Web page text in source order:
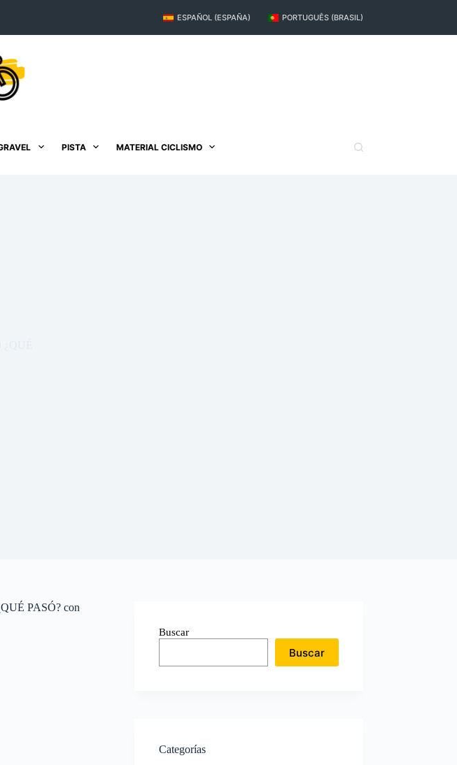
ESPAÑOL (ESPAÑA) PORTUGUÊS (BRASIL)
PISTA MATERIAL CICLISMO
PASÓ? con
Buscar
Buscar
Categorías